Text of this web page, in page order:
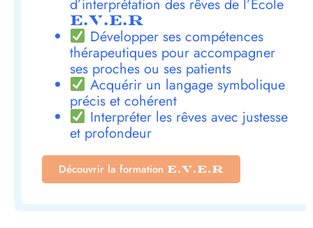
d’interprétation des rêves de l’École
E.V.E.R
Développer ses compétences
thérapeutiques pour accompagner
ses proches ou ses patients
Acquérir un langage symbolique
précis et cohérent
Interpréter les rêves avec justesse
et profondeur
Découvrir la formation E.V.E.R